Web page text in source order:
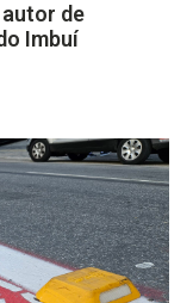
de
Imbuí